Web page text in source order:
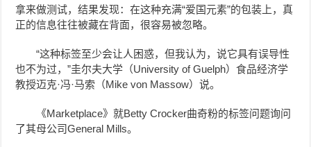
拿来做测试，结果发现：在这种充满“爱国元素”的包装上，真
正的信息往往被藏在背面，很容易被忽略。
“这种标签至少会让人困惑，但我认为，说它具有误导性
也不为过，”圭尔夫大学（University of Guelph）食品经济学
教授迈克·冯·马索（Mike von Massow）说。
《Marketplace》就Betty Crocker曲奇粉的标签问题询问
了其母公司General Mills。